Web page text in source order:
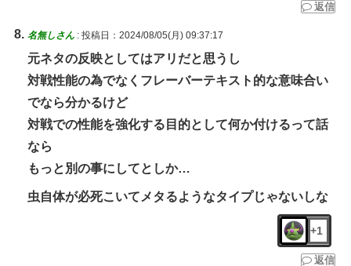
返信
名無しさん : 投稿日：2024/08/05(月) 09:37:17
元ネタの反映としてはアリだと思うし
対戦性能の為でなくフレーバーテキスト的な意味合い
でなら分かるけど
対戦での性能を強化する目的として何か付けるって話
なら
もっと別の事にしてとしか…
虫自体が必死こいてメタるようなタイプじゃないしな
+1
返信